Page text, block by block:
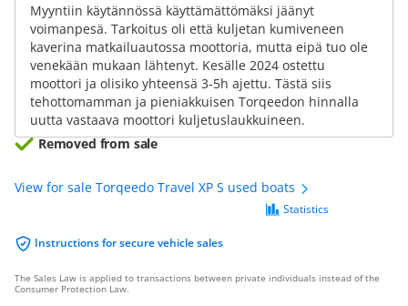
Myyntiin käytännössä käyttämättömäksi jäänyt
voimanpesä. Tarkoitus oli että kuljetan kumiveneen
kaverina matkailuautossa moottoria, mutta eipä tuo ole
venekään mukaan lähtenyt. Kesälle 2024 ostettu
moottori ja olisiko yhteensä 3-5h ajettu. Tästä siis
tehottomamman ja pieniakkuisen Torqeedon hinnalla
uutta vastaava moottori kuljetuslaukkuineen.
Removed from sale
View for sale Torqeedo Travel XP S used boats
Instructions for secure vehicle sales
Statistics
The Sales Law is applied to transactions between private individuals instead of the
Consumer Protection Law.